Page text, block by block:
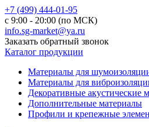
+7 (499) 444-01-95
с 9:00 - 20:00 (по МСК)
info.sg-market@ya.ru
Заказать обратный звонок
Каталог продукции
Материалы для
Материалы для
Декоративные акустические
Дополнительные материалы
Профили и крепежные